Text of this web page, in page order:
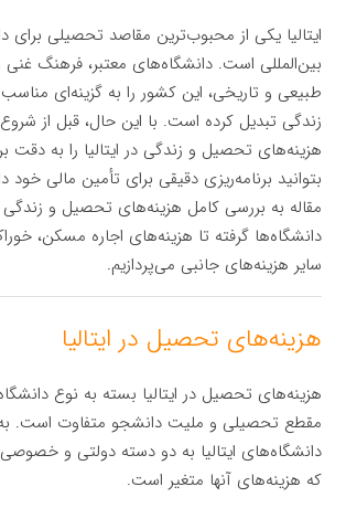
ایتالیا یکی از محبوب‌ترین مقاصد تحصیلی برای
بین‌المللی است. دانشگاه‌های معتبر، فرهنگ غنی
طبیعی و تاریخی، این کشور را به گزینه‌ای
زندگی تبدیل کرده است. با این حال، قبل از
هزینه‌های تحصیل و زندگی در ایتالیا را به دقت
بتوانید برنامه‌ریزی دقیقی برای تأمین مالی خود
مقاله به بررسی کامل هزینه‌های تحصیل و زندگی در
دانشگاه‌ها گرفته تا هزینه‌های اجاره مسکن،
سایر هزینه‌های جانبی می‌پردازیم.
هزینه‌های تحصیل در ایتالیا
هزینه‌های تحصیل در ایتالیا بسته به نوع
مقطع تحصیلی و ملیت دانشجو متفاوت است.
دانشگاه‌های ایتالیا به دو دسته دولتی و
که هزینه‌های آنها متغیر است.